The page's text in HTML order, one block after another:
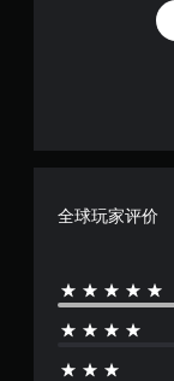
全球玩家评价